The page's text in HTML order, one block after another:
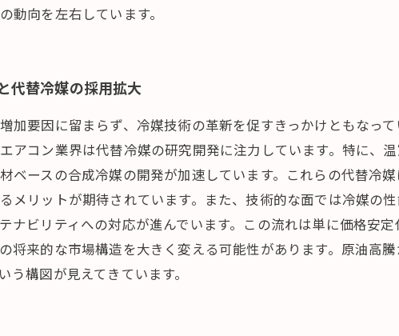
動向を左右しています。
代替冷媒の採用拡大
加要因に留まらず、冷媒技術の革新を促すきっかけともなっ
アコン業界は代替冷媒の研究開発に注力しています。特に、
ベースの合成冷媒の開発が加速しています。これらの代替冷
メリットが期待されています。また、技術的な面では冷媒の
ナビリティへの対応が進んでいます。この流れは単に価格安
将来的な市場構造を大きく変える可能性があります。原油高
う構図が見えてきています。